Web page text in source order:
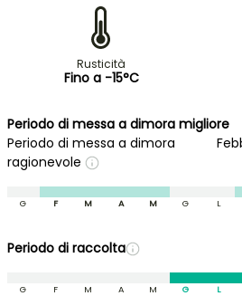
Rusticità
Fino a -15°C
Periodo di messa a dimora migliore
Periodo di messa a dimora
ragionevole
G F M A M G L
Periodo di raccolta
G F M A M G L